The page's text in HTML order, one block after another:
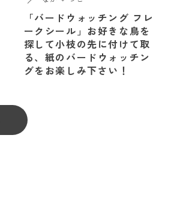
「バードウォッチング フレ
ークシール」お好きな鳥を
探して小枝の先に付けて取
る、紙のバードウォッチン
グをお楽しみ下さい！